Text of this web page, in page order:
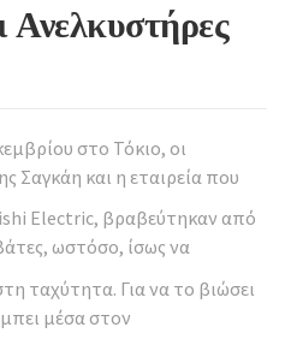
Ανελκυστήρες
στο Τόκιο, οι
Σαγκάη και η εταιρεία που
Electric, βραβεύτηκαν από
ωστόσο, ίσως να
ταχύτητα. Για να το βιώσει
μέσα στον